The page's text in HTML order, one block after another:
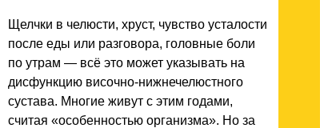
Щелчки в челюсти, хруст, чувство усталости
после еды или разговора, головные боли
по утрам — всё это может указывать на
дисфункцию височно-нижнечелюстного
сустава. Многие живут с этим годами,
считая «особенностью организма». Но за